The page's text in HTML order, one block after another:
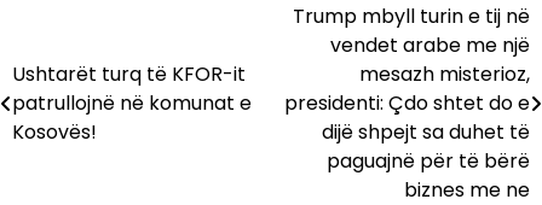
te
postimet
Ushtarët turq të KFOR-it
patrullojnë në komunat e
Kosovës!
Trump mbyll turin e tij në
vendet arabe me një
mesazh misterioz,
presidenti: Çdo shtet do e
dijë shpejt sa duhet të
paguajnë për të bërë
biznes me ne